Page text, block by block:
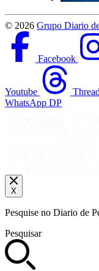
© 2026 Grupo Diario
Facebook
Youtube
WhatsApp DP
X
Pesquise no Diario de
Pesquisar